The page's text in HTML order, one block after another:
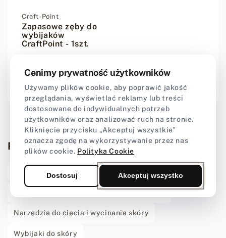
Dostawca:
Craft-Point
Zapasowe zęby do
wybijaków
CraftPoint - 1szt.
Cena regularna
29,00 zł
Powiązane kategorie
CraftPoint Tools Narzędzia do szycia skóry
Narzędzia do wykańczania krawędzi skóry
Narzędzia do cięcia i wycinania skóry
Wybijaki do skóry
Cenimy prywatność użytkowników
Używamy plików cookie, aby poprawić jakość
przeglądania, wyświetlać reklamy lub treści
dostosowane do indywidualnych potrzeb
użytkowników oraz analizować ruch na stronie.
Kliknięcie przycisku „Akceptuj wszystkie”
oznacza zgodę na wykorzystywanie przez nas
plików cookie. Polityka Cookie
Dostosuj Akceptuj wszystko